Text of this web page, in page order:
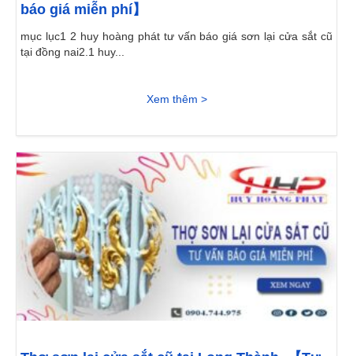
báo giá miễn phí】
mục lục1 2 huy hoàng phát tư vấn báo giá sơn lại cửa sắt cũ
tại đồng nai2.1 huy...
Xem thêm >